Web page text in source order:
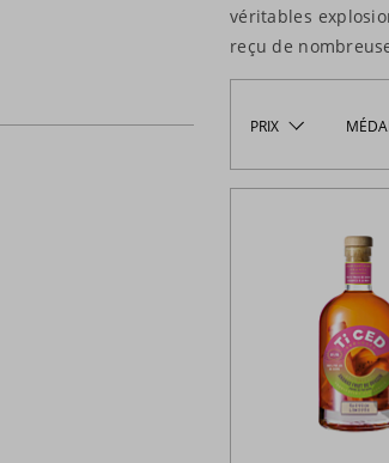
véritables
reçu de
PRIX